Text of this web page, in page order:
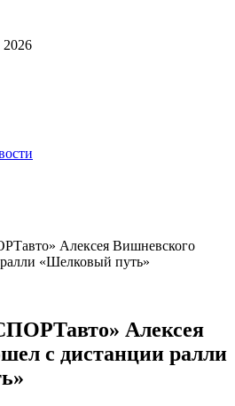
2026
Алексея Вишневского
«Шелковый путь»
Алексея
с дистанции ралли